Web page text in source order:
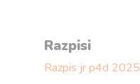
Razpisi
Razpis jr p4d 2025